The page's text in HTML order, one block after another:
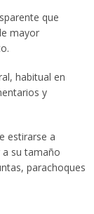
que
mayor
habitual en
y
estirarse a
su tamaño
parachoques